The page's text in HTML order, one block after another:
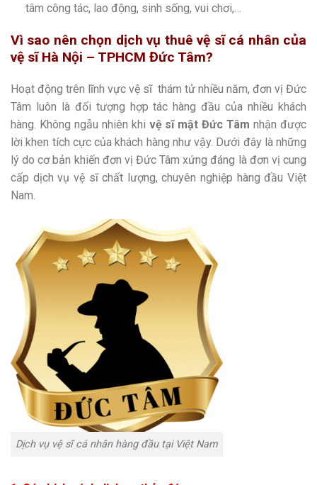
tâm công tác, lao động, sinh sống, vui chơi,…
Vì sao nên chọn dịch vụ thuê vệ sĩ cá nhân của
vệ sĩ Hà Nội – TPHCM Đức Tâm?
Hoạt động trên lĩnh vực vệ sĩ thám tử nhiều năm, đơn vị Đức
Tâm luôn là đối tượng hợp tác hàng đầu của nhiều khách
hàng. Không ngẫu nhiên khi vệ sĩ mật Đức Tâm nhận được
lời khen tích cực của khách hàng như vậy. Dưới đây là những
lý do cơ bản khiến đơn vị Đức Tâm xứng đáng là đơn vị cung
cấp dịch vụ vệ sĩ chất lượng, chuyên nghiệp hàng đầu Việt
Nam.
Dịch vụ vệ sĩ cá nhân hàng đầu tại Việt Nam